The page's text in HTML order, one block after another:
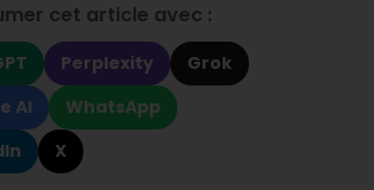
cet article avec :
Perplexity
Grok
AI
WhatsApp
X